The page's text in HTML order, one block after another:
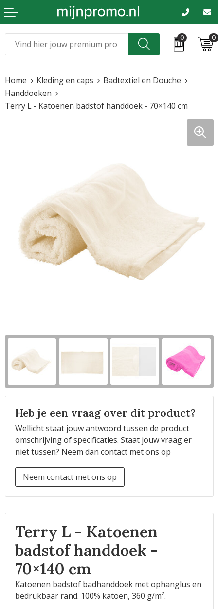
0 0
Kleding & caps
Sportkleding
Beurs en evenementen
Bloemen en planten
Horeca
Sinterklaas
Voetbal, EK en WK
Home Kleding en caps
Badtextiel en Douche
Handdoeken
Terry L - Katoenen badstof handdoek - 70×140 cm
Heb je een vraag over dit product?
Wellicht staat jouw antwoord tussen de product
omschrijving of specificaties. Staat jouw vraag er
niet tussen? Neem dan contact met ons op
Neem contact met ons op
Terry L - Katoenen
badstof handdoek -
70×140 cm
Katoenen badstof badhanddoek met ophanglus en
bedrukbaar rand. 100% katoen, 360 g/m².